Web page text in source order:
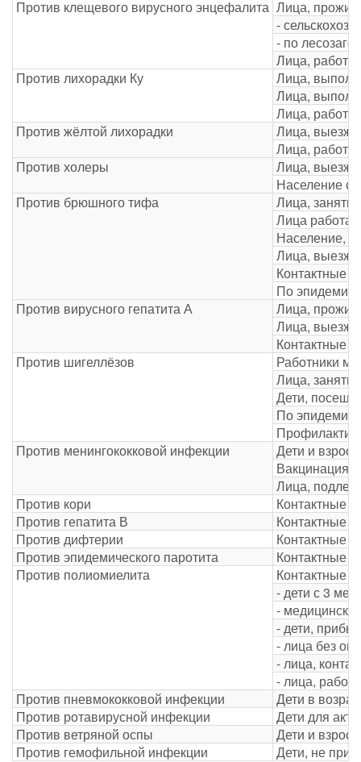
Против клещевого вирусного энцефалита Лица,
-
- по
Лица,
Против лихорадки Ку
Лица,
Лица,
Лица,
Против жёлтой лихорадки
Лица,
Лица,
Против холеры
Лица,
Население
Против брюшного тифа
Лица,
Лица
Население,
Лица,
Контактные
По
Против вирусного гепатита А
Лица,
Лица,
Контактные в
Против шигеллёзов
Работники
Лица,
Дети,
По
Против менингококковой инфекции
Дети и
Вакцинация
Лица,
Против кори
Контактные
Против гепатита В
Контактные
Против дифтерии
Контактные
Против эпидемического паротита
Контактные
Против полиомиелита
Контактные
- дети с 3
-
- дети,
- лица без
- лица,
- лица,
Против пневмококковой инфекции
Дети в
Против ротавирусной инфекции
Дети для
Против ветряной оспы
Дети и
Против гемофильной инфекции
Дети, не